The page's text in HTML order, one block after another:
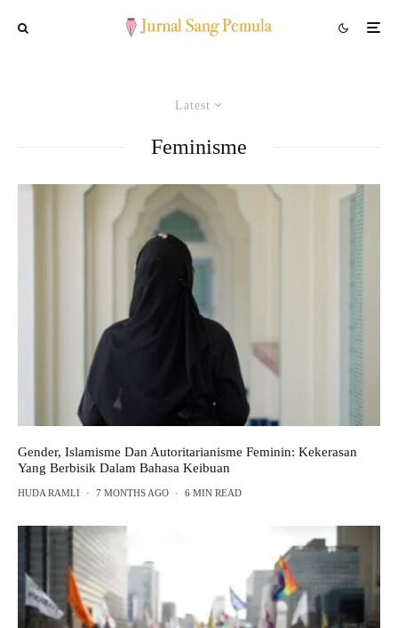
Latest
Feminisme
Gender, Islamisme Dan Autoritarianisme Feminin: Kekerasan
Yang Berbisik Dalam Bahasa Keibuan
HUDA RAMLI · 7 MONTHS AGO · 6 MIN READ